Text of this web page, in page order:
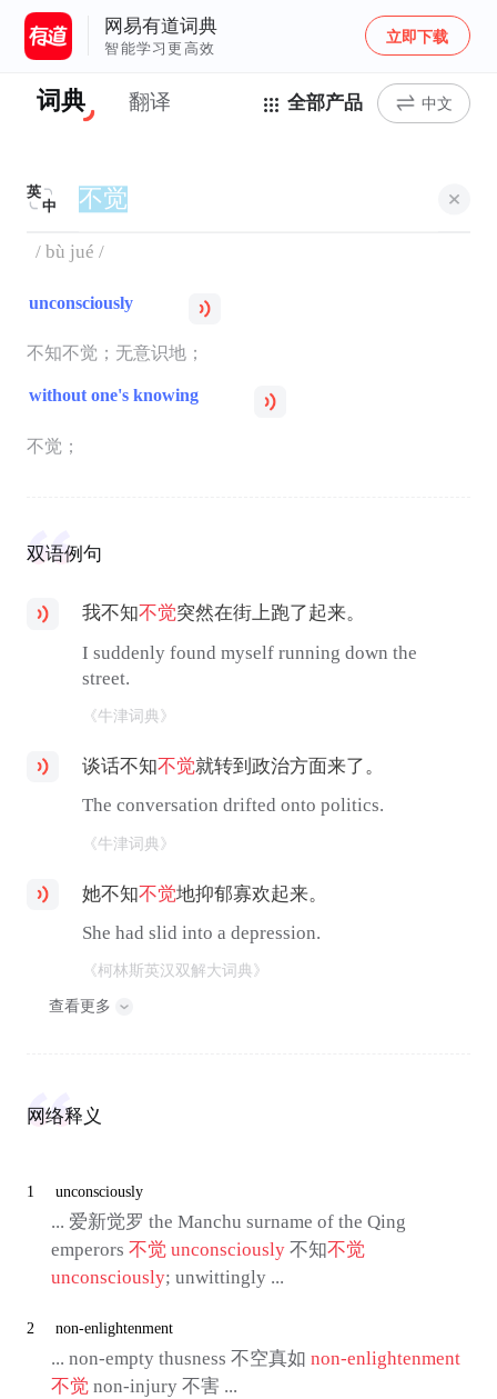
网易有道词典
智能学习更高效
立即下载
词典 翻译 全部产品 中文
英
中
/ bù jué /
unconsciously
不知不觉；无意识地；
without one's knowing
不觉；
双语例句
我不知不觉突然在街上跑了起来。
I suddenly found myself running down the
street.
《牛津词典》
谈话不知不觉就转到政治方面来了。
The conversation drifted onto politics.
《牛津词典》
她不知不觉地抑郁寡欢起来。
She had slid into a depression.
《柯林斯英汉双解大词典》
查看更多
网络释义
1 unconsciously
... 爱新觉罗 the Manchu surname of the Qing
emperors 不觉 unconsciously不知不觉
unconsciously; unwittingly ...
2 non-enlightenment
... non-empty thusness 不空真如 non-enlightenment
不觉non-injury 不害 ...